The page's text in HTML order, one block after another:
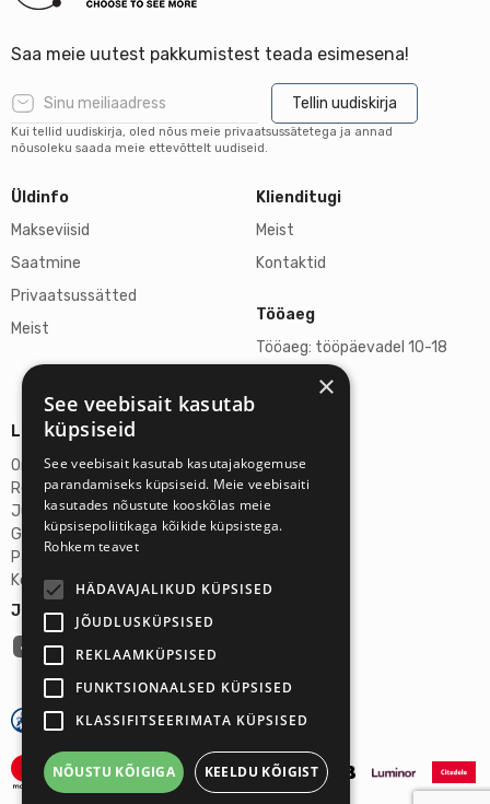
Saa meie uutest pakkumistest teada esimesena!
Tellin uudiskirja
Kui tellid uudiskirja, oled nõus meie privaatsussätetega ja annad
nõusoleku saada meie ettevõttelt uudiseid.
Üldinfo
Makseviisid
Saatmine
Privaatsussätted
Meist
Klienditugi
Meist
Kontaktid
Tööaeg
Tööaeg: tööpäevadel 10-18
L, P suletud
Jälgi meid:
Lisainfo
Omicron SIA
Reg-nr: 40103272028
Juriidiline aadress:
Ganibu Dambis 2A, Riia, Läti, LV-1045
Pank: AS Swedbank
Konto number: LV46HABA0551027644383
×
See veebisait kasutab
küpsiseid
See veebisait kasutab kasutajakogemuse
parandamiseks küpsiseid. Meie veebisaiti
kasutades nõustute kooskõlas meie
küpsisepoliitikaga kõikide küpsistega.
Rohkem teavet
HÄDAVAJALIKUD KÜPSISED
JÕUDLUSKÜPSISED
REKLAAMKÜPSISED
FUNKTSIONAALSED KÜPSISED
KLASSIFITSEERIMATA KÜPSISED
NÕUSTU KÕIGIGA KEELDU KÕIGIST